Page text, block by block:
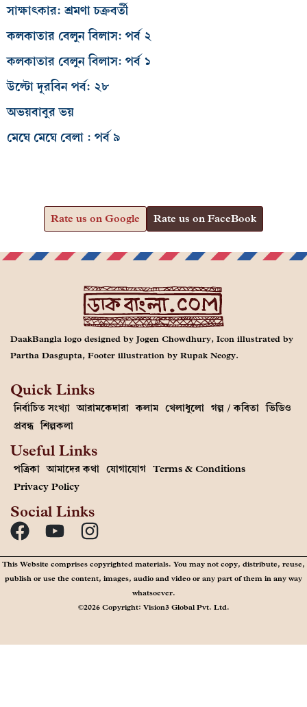
সাক্ষাৎকার: শ্রমণা চক্রবর্তী
কলকাতার বেলুন বিলাস: পর্ব ২
কলকাতার বেলুন বিলাস: পর্ব ১
উল্টো দূরবিন পর্ব: ২৮
অভয়বাবুর ভয়
মেঘে মেঘে বেলা : পর্ব ৯
Rate us on Google Rate us on FaceBook
DaakBangla logo designed by Jogen Chowdhury, Icon illustrated by
Partha Dasgupta, Footer illustration by Rupak Neogy.
Quick Links
নির্বাচিত সংখ্যা আরামকেদারা কলাম খেলাধুলো গল্প / কবিতা ভিডিও
প্রবন্ধ শিল্পকলা
Useful Links
পত্রিকা আমাদের কথা যোগাযোগ Terms & Conditions
Privacy Policy
Social Links
This Website comprises copyrighted materials. You may not copy, distribute, reuse,
publish or use the content, images, audio and video or any part of them in any way
whatsoever.
©2026 Copyright: Vision3 Global Pvt. Ltd.